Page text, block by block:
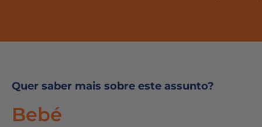
Quer saber mais sobre este assunto?
Bebé